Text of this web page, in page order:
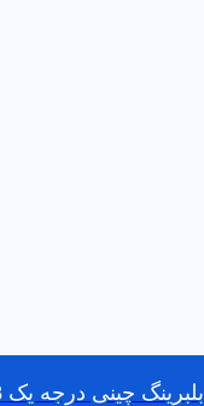
بلبرینگ چینی درجه یک 6008